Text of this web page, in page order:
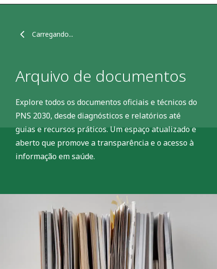
Carregando...
Arquivo de documentos
Explore todos os documentos oficiais e técnicos do
PNS 2030, desde diagnósticos e relatórios até
guias e recursos práticos. Um espaço atualizado e
aberto que promove a transparência e o acesso à
informação em saúde.